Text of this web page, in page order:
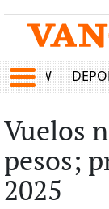
SHOW
Vuelos
pesos;
2025